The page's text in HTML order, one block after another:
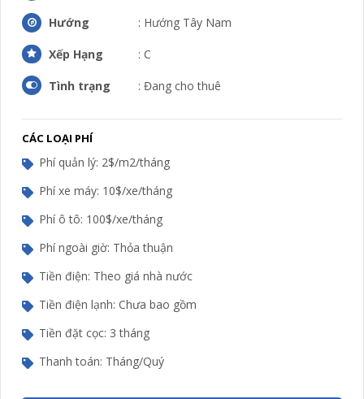
Hướng : Hướng Tây Nam
Xếp Hạng : C
Tình trạng : Đang cho thuê
CÁC LOẠI PHÍ
Phí quản lý: 2$/m2/tháng
Phí xe máy: 10$/xe/tháng
Phí ô tô: 100$/xe/tháng
Phí ngoài giờ: Thỏa thuận
Tiền điện: Theo giá nhà nước
Tiền điện lạnh: Chưa bao gồm
Tiền đặt cọc: 3 tháng
Thanh toán: Tháng/Quý